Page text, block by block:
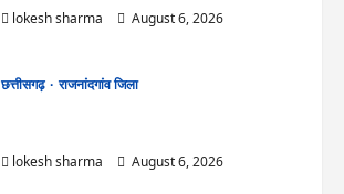
lokesh sharma
August 6, 2026
छत्तीसगढ़
राजनांदगांव जिला
lokesh sharma
August 6, 2026